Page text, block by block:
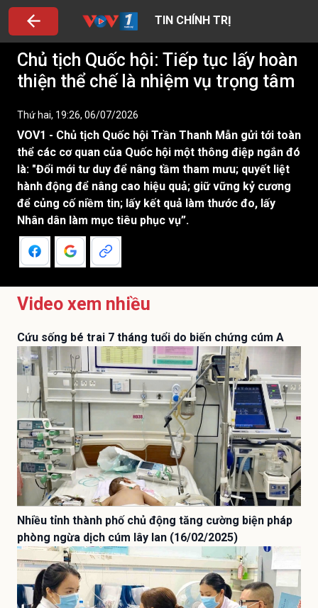
TIN CHÍNH TRỊ
Chủ tịch Quốc hội: Tiếp tục lấy hoàn
thiện thể chế là nhiệm vụ trọng tâm
Thứ hai, 19:26, 06/07/2026
VOV1 - Chủ tịch Quốc hội Trần Thanh Mẫn gửi tới toàn
thể các cơ quan của Quốc hội một thông điệp ngắn đó
là: "Đổi mới tư duy để nâng tầm tham mưu; quyết liệt
hành động để nâng cao hiệu quả; giữ vững kỷ cương
để củng cố niềm tin; lấy kết quả làm thước đo, lấy
Nhân dân làm mục tiêu phục vụ”.
Video xem nhiều
Cứu sống bé trai 7 tháng tuổi do biến chứng cúm A
Nhiều tỉnh thành phố chủ động tăng cường biện pháp
phòng ngừa dịch cúm lây lan (16/02/2025)